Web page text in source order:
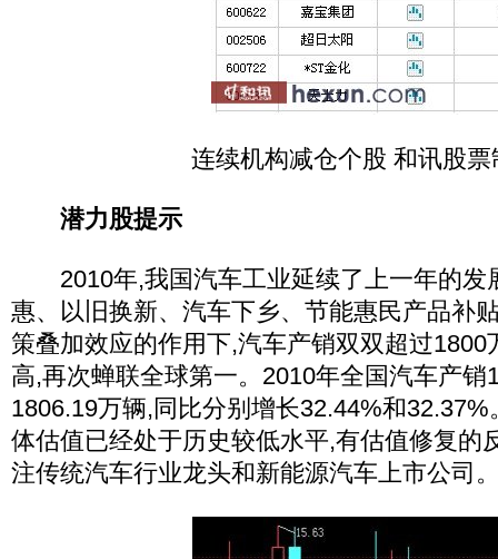
连续机构减仓个股 和讯股票
潜力股提示
2010年,我国汽车工业延续了上一年的发
惠、以旧换新、汽车下乡、节能惠民产品补
策叠加效应的作用下,汽车产销双双超过1800
高,再次蝉联全球第一。2010年全国汽车产销
1806.19万辆,同比分别增长32.44%和
体估值已经处于历史较低水平,有估值修复的
注传统汽车行业龙头和新能源汽车上市公司